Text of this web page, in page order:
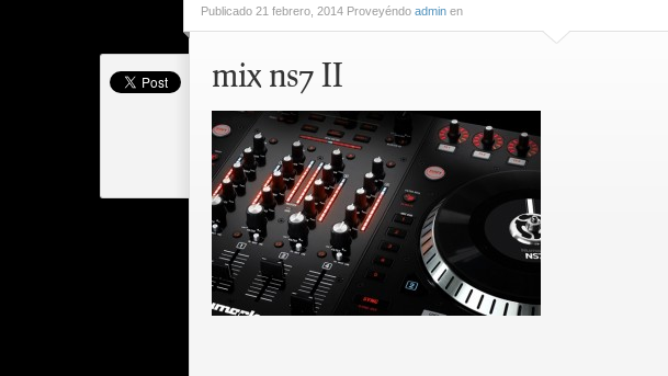
line gratis!
Tutorial de CLA Effects, aprende a
aplicar efectos a tus voces.
Publicado 21 febrero, 2014 Proveyéndo admin en
mix ns7 II